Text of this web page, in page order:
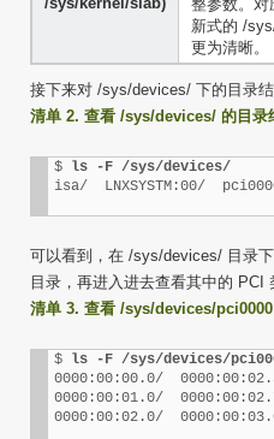
整参数。
新式的 /
更为清晰。
接下来对 /sys/devices/ 下的目录结
清单 2. 查看 /sys/devices/ 的目录
$ ls -F /sys/devices/
isa/  LNXSYSTM:00/
可以看到，在 /sys/devices/ 目录
目录，再进入进去查看其中的 PCI
清单 3. 查看 /sys/devices/
$ ls -F /sys/devices/
0000:00:00.0/
0000:00:01.0/
0000:00:02.0/